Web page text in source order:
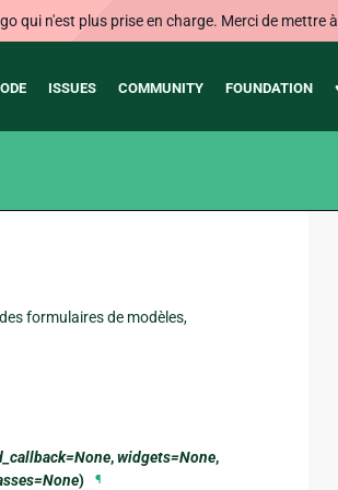
qui n'est plus prise en charge. Merci de mettre
ISSUES COMMUNITY FOUNDATION
formulaires de modèles,
,widgets=None,
) ¶